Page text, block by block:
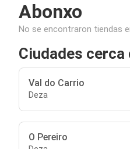
Abonxo
No se encontraron tiendas
Ciudades cerca
Val do Carrio
Deza
O Pereiro